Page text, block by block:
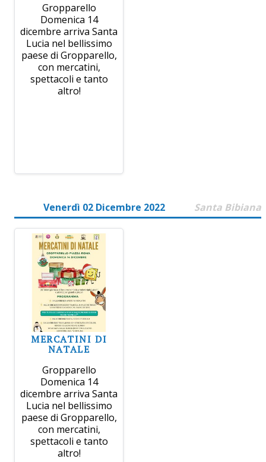
Gropparello
Domenica 14
dicembre arriva Santa
Lucia nel bellissimo
paese di Gropparello,
con mercatini,
spettacoli e tanto
altro!
Venerdì 02 Dicembre 2022 Santa Bibiana
MERCATINI DI
NATALE
Gropparello
Domenica 14
dicembre arriva Santa
Lucia nel bellissimo
paese di Gropparello,
con mercatini,
spettacoli e tanto
altro!